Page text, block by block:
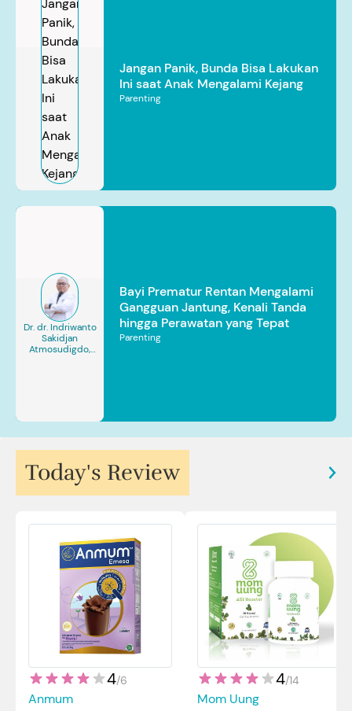
Jangan Panik, Bunda Bisa Lakukan
Ini saat Anak Mengalami Kejang
Parenting
Dr. dr. Indriwanto
Sakidjan
Atmosudigdo,
Bayi Prematur Rentan Mengalami
Gangguan Jantung, Kenali Tanda
hingga Perawatan yang Tepat
Parenting
Today's Review
4/6
Anmum
4/14
Mom Uung